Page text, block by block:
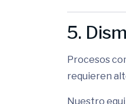
5.
Procesos
requieren
Nuestro